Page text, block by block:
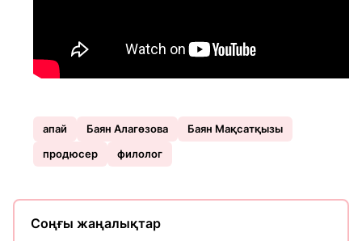
апай Баян Алагөзова
Баян Мақсатқызы
продюсер
филолог
Соңғы жаңалықтар